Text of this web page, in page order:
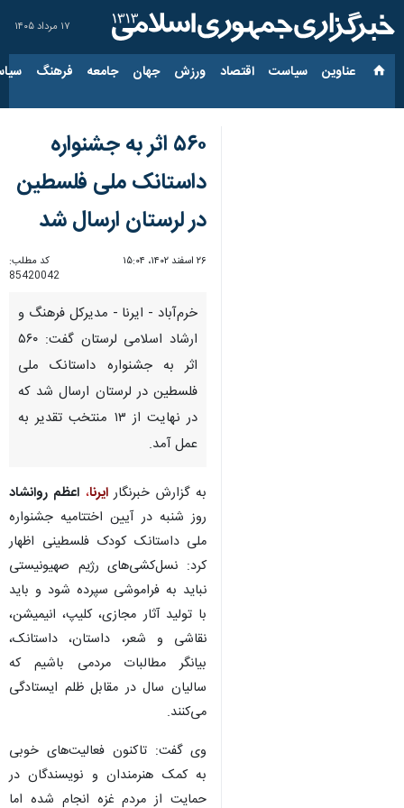
۱۷ مرداد ۱۴۰۵
عناوین‌ سیاست اقتصاد ورزش جهان جامعه فرهنگ
۵۶۰ اثر به جشنواره
داستانک ملی فلسطین
در لرستان ارسال شد
۲۶ اسفند ۱۴۰۲، ۱۵:۰۴
کد مطلب:
85420042
خرم‌آباد - ایرنا - مدیرکل فرهنگ و
ارشاد اسلامی لرستان گفت: ۵۶۰
اثر به جشنواره داستانک ملی
فلسطین در لرستان ارسال شد که
در نهایت از ۱۳ منتخب تقدیر به
عمل آمد.
به گزارش خبرنگارایرنا،اعظم روانشاد
روز شنبه در آیین اختتامیه جشنواره
ملی داستانک کودک فلسطینی اظهار
کرد: نسل‌کشی‌های رژیم صهیونیستی
نباید به فراموشی سپرده شود و باید
با تولید آثار مجازی، کلیپ، انیمیشن،
نقاشی و شعر، داستان، داستانک،
بیانگر مطالبات مردمی باشیم که
سالیان سال در مقابل ظلم ایستادگی
می‌کنند.
وی گفت: تاکنون فعالیت‌های خوبی
به کمک هنرمندان و نویسندگان در
حمایت از مردم غزه انجام شده اما